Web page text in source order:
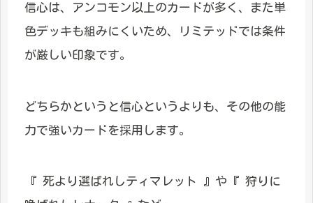
信心は、アンコモン以上のカードが多く、また単
色デッキも組みにくいため、リミテッドでは条件
が厳しい印象です。
どちらかというと信心というよりも、その他の能
力で強いカードを採用します。
『 死より選ばれしティマレット 』や『 狩りに